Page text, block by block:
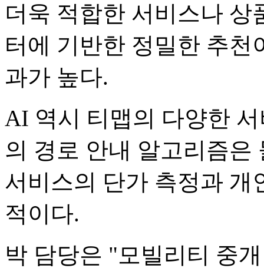
더욱 적합한 서비스나
터에 기반한 정밀한 추천
과가 높다.
AI 역시 티맵의 다양한
의 경로 안내 알고리즘은
서비스의 단가 측정과 개
적이다.
박 담당은 "모빌리티 중